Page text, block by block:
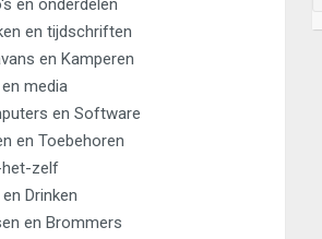
en onderdelen
en tijdschriften
en Kamperen
media
en Software
en Toebehoren
zelf
Drinken
en Brommers